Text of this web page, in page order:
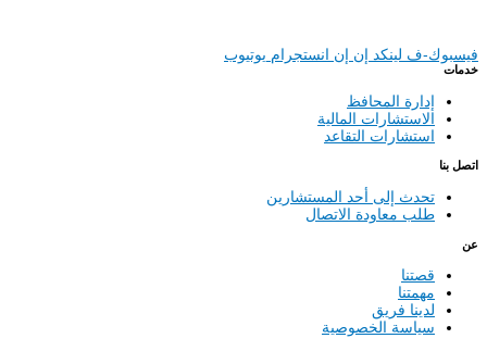
فيسبوك-ف لينكد إن إن انستجرام يوتيوب
خدمات
إدارة المحافظ
الاستشارات المالية
استشارات التقاعد
اتصل بنا
تحدث إلى أحد المستشارين
طلب معاودة الاتصال
عن
قصتنا
مهمتنا
لدينا فريق
سياسة الخصوصية